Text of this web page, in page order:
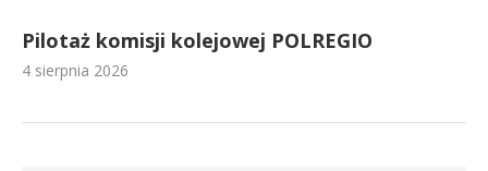
Pilotaż komisji kolejowej POLREGIO
4 sierpnia 2026